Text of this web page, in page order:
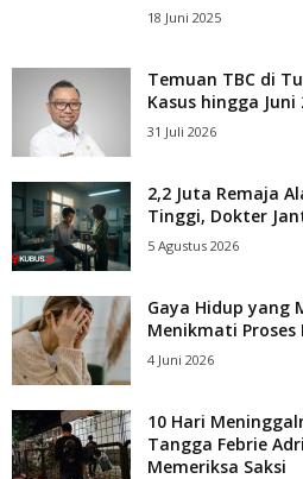
18 Juni 2025
Temuan TBC di
Kasus hingga Juni
31 Juli 2026
2,2 Juta Remaja
Tinggi, Dokter
5 Agustus 2026
Gaya Hidup yang
Menikmati Proses
4 Juni 2026
10 Hari
Tangga Febrie
Memeriksa Saksi